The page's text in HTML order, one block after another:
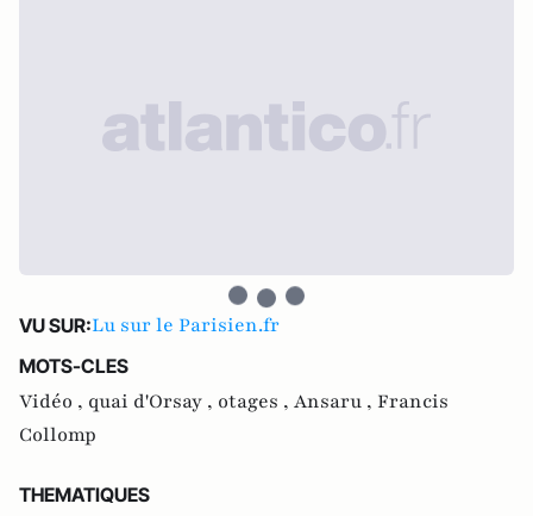
VU SUR:Lu sur le Parisien.fr
MOTS-CLES
Vidéo , quai d'Orsay , otages , Ansaru , Francis
Collomp
THEMATIQUES